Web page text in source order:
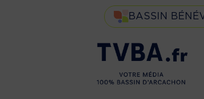
BASSIN